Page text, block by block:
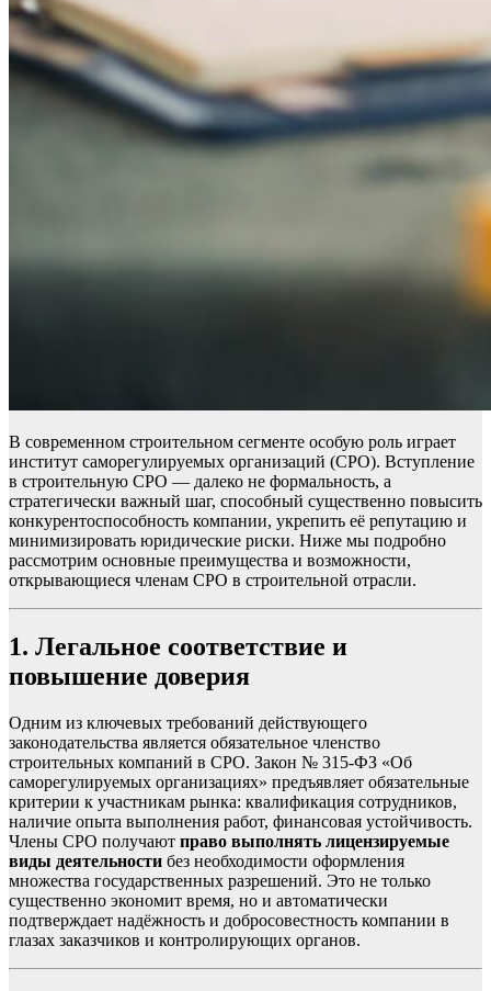
В современном строительном сегменте особую роль играет
институт саморегулируемых организаций (СРО). Вступление
в строительную СРО — далеко не формальность, а
стратегически важный шаг, способный существенно повысить
конкурентоспособность компании, укрепить её репутацию и
минимизировать юридические риски. Ниже мы подробно
рассмотрим основные преимущества и возможности,
открывающиеся членам СРО в строительной отрасли.
1. Легальное соответствие и
повышение доверия
Одним из ключевых требований действующего
законодательства является обязательное членство
строительных компаний в СРО. Закон № 315-ФЗ «Об
саморегулируемых организациях» предъявляет обязательные
критерии к участникам рынка: квалификация сотрудников,
наличие опыта выполнения работ, финансовая устойчивость.
Члены СРО получают право выполнять лицензируемые
виды деятельности без необходимости оформления
множества государственных разрешений. Это не только
существенно экономит время, но и автоматически
подтверждает надёжность и добросовестность компании в
глазах заказчиков и контролирующих органов.